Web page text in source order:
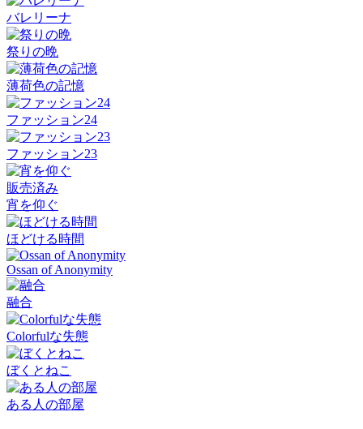
バレリーナ
祭りの晩
薄荷色の記憶
ファッション24
ファッション23
販売済み
宵を仰ぐ
ほどける時間
Ossan of Anonymity
融合
Colorfulな失態
ぼくとねこ
ある人の部屋